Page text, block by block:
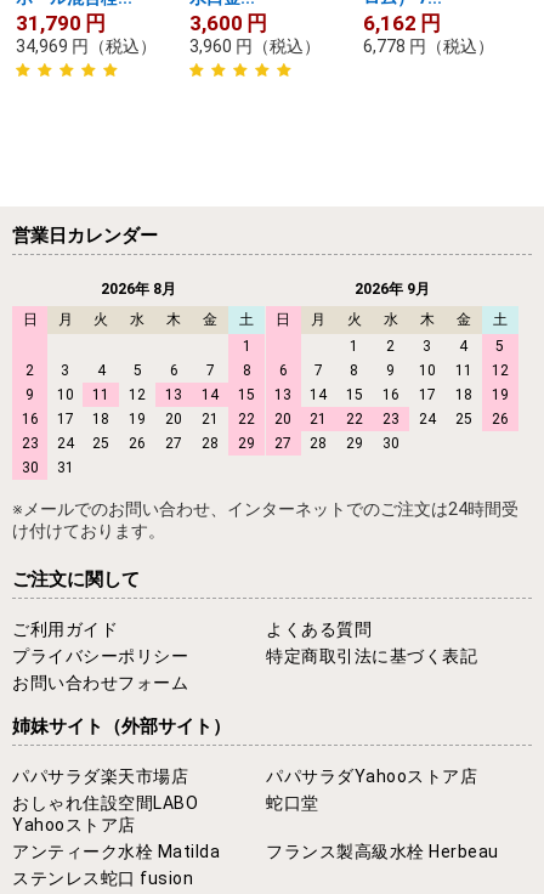
31,790 円
34,969 円 （税込）
3,600 円
3,960 円 （税込）
6,162 円
6,778 円 （税込）
営業日カレンダー
2026年 8月
日
月 火 水 木 金
土
1
2
3 4 5 6 7
8
9
10 11 12 13 14
15
16
17 18 19 20 21
22
23
24 25 26 27 28
29
30
31
2026年 9月
日
月 火 水 木 金
土
1
2 3 4
5
6
7 8 9 10 11
12
13
14 15 16 17 18
19
20
21 22 23 24 25
26
27
28 29 30
※メールでのお問い合わせ、インターネットでのご注文は24時間受
け付けております。
ご注文に関して
ご利用ガイド
よくある質問
プライバシーポリシー
特定商取引法に基づく表記
お問い合わせフォーム
姉妹サイト （外部サイト）
パパサラダ楽天市場店
パパサラダYahooストア店
おしゃれ住設空間LABO
Yahooストア店
蛇口堂
アンティーク水栓 Matilda
フランス製高級水栓 Herbeau
ステンレス蛇口 fusion